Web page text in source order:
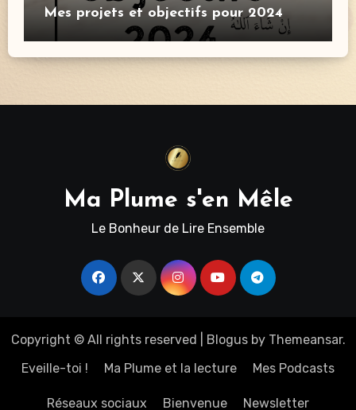
Mes projets et objectifs pour 2024
Ma Plume s'en Mêle
Le Bonheur de Lire Ensemble
Copyright © All rights reserved Blogusby Themeansar.
Eveille-toi !
Ma Plume et la lecture Mes Podcasts
Réseaux sociaux Bienvenue Newsletter